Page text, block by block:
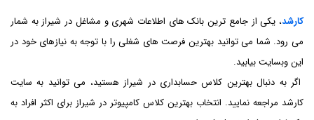
کارشد، یکی از جامع ترین بانک های اطلاعات شهری و مشاغل در شیراز به شمار
می رود. شما می توانید بهترین فرصت های شغلی را با توجه به نیازهای خود در
این وبسایت بیابید.
اگر به دنبال بهترین کلاس حسابداری در شیراز هستید، می توانید به سایت
کارشد مراجعه نمایید. انتخاب بهترین کلاس کامپیوتر در شیراز برای اکثر افراد به